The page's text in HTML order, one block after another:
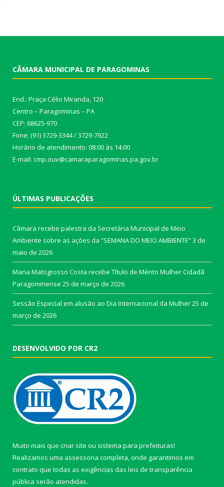
CÂMARA MUNICIPAL DE PARAGOMINAS
End.: Praça Célio Miranda, 120
Centro – Paragominas – PA
CEP: 68625-970
Fone: (91) 3729-3344 / 3729-7922
Horário de atendimento: 08:00 às 14:00
E-mail: cmp.ouv@camaraparagominas.pa.gov.br
ÚLTIMAS PUBLICAÇÕES
Câmara recebe palestra da Secretária Municipal de Meio
Ambiente sobre as ações da “SEMANA DO MEIO AMBIENTE”3 de
maio de 2026
Maria Matogrosso Costa recebe Título de Mérito Mulher Cidadã
Paragominense 25 de março de 2026
Sessão Especial em alusão ao Dia Internacional da Mulher25 de
março de 2026
DESENVOLVIDO POR CR2
Muito mais que criar site ou sistema para prefeituras!
Realizamos uma assessoria completa, onde garantimos em
contrato que todas as exigências das leis de transparência
pública serão atendidas.